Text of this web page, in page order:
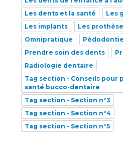
Les dents et la santé
Les
Les implants
Les
Omnipratique
Pédodontie
Prendre soin des dents
Radiologie dentaire
Tag section - Conseils pour
santé bucco-dentaire
Tag section - Section n°3
Tag section - Section n°4
Tag section - Section n°5